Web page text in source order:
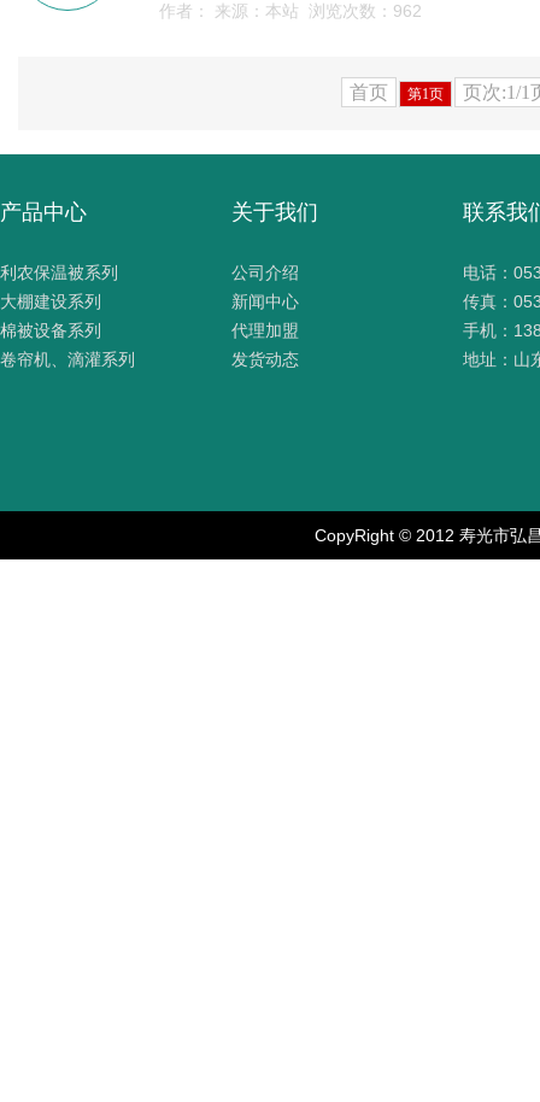
作者： 来源：本站 浏览次数： 962
首页 第1页 页次:1/1
产品中心
利农保温被系列
大棚建设系列
棉被设备系列
卷帘机、滴灌系列
关于我们
公司介绍
新闻中心
代理加盟
发货动态
联系我
电话：
传真：
手机：
地址：山
CopyRight © 2012 寿光市弘